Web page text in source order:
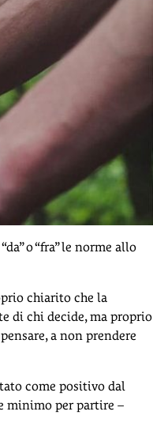
o “fra” le norme allo
chiarito che la
di chi decide, ma proprio
a non prendere
come positivo dal
minimo per partire –